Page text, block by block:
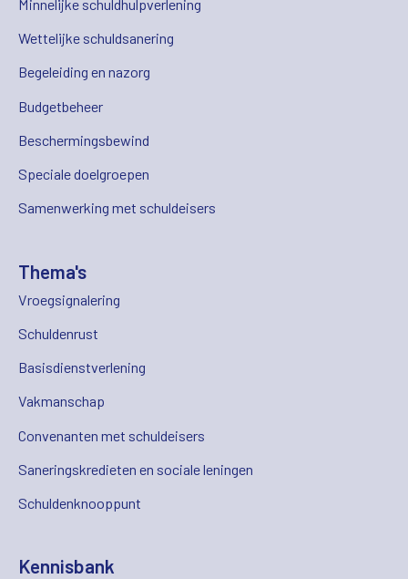
Minnelijke schuldhulpverlening
Wettelijke schuldsanering
Begeleiding en nazorg
Budgetbeheer
Beschermingsbewind
Speciale doelgroepen
Samenwerking met schuldeisers
Thema's
Vroegsignalering
Schuldenrust
Basisdienstverlening
Vakmanschap
Convenanten met schuldeisers
Saneringskredieten en sociale leningen
Schuldenknooppunt
Kennisbank